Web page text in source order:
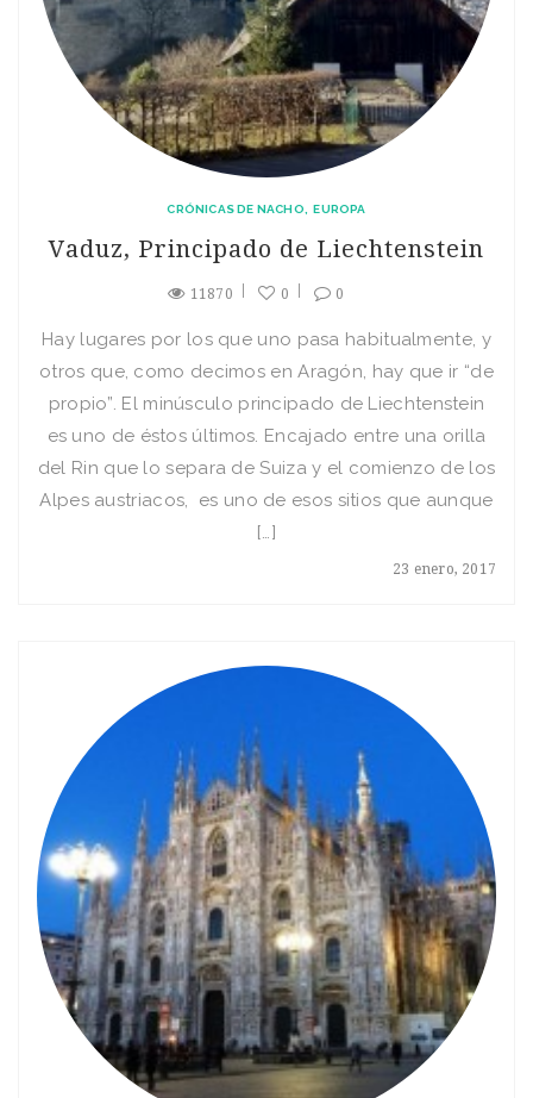
CRÓNICAS DE NACHO EUROPA
Vaduz, Principado de Liechtenstein
11870 0 0
23 enero, 2017
Hay lugares por los que uno pasa habitualmente, y
otros que, como decimos en Aragón, hay que ir “de
propio”. El minúsculo principado de Liechtenstein
es uno de éstos últimos. Encajado entre una orilla
del Rin que lo separa de Suiza y el comienzo de los
Alpes austriacos, es uno de esos sitios que aunque
[…]